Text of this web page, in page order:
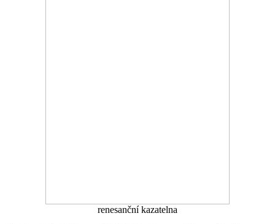
renesanční kazatelna